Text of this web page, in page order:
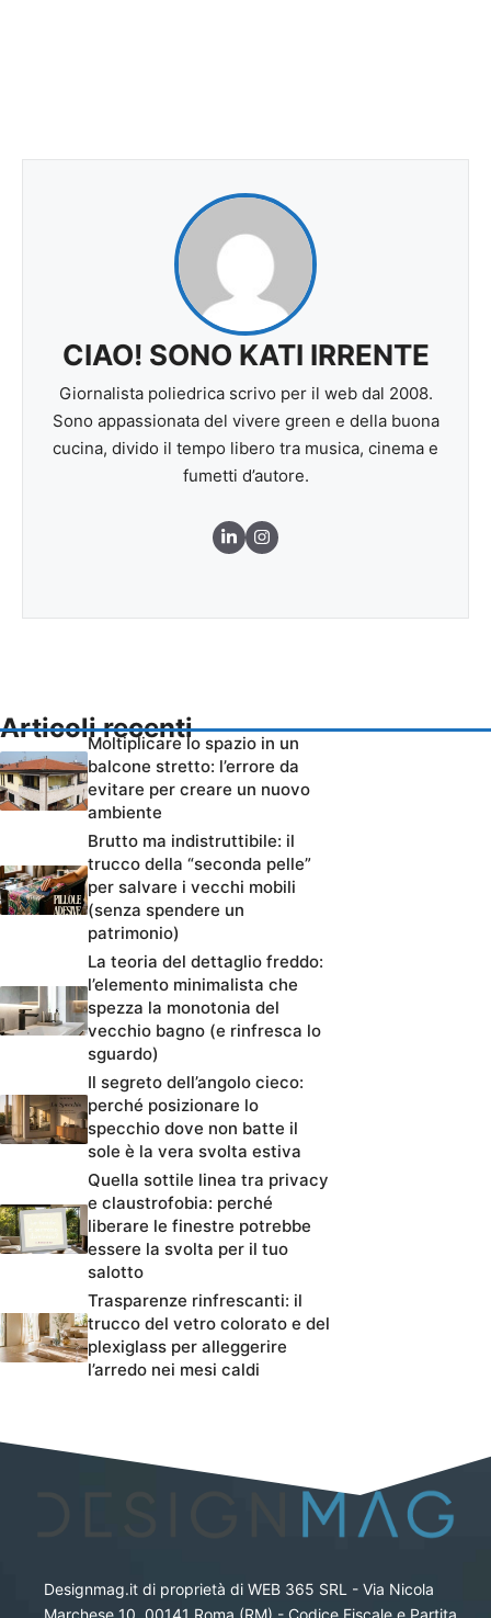
CIAO! SONO KATI IRRENTE
Giornalista poliedrica scrivo per il web dal 2008.
Sono appassionata del vivere green e della buona
cucina, divido il tempo libero tra musica, cinema e
fumetti d’autore.
Articoli recenti
Moltiplicare lo spazio in un
balcone stretto: l’errore da
evitare per creare un nuovo
ambiente
Brutto ma indistruttibile: il
trucco della “seconda pelle”
per salvare i vecchi mobili
(senza spendere un
patrimonio)
La teoria del dettaglio freddo:
l’elemento minimalista che
spezza la monotonia del
vecchio bagno (e rinfresca lo
sguardo)
Il segreto dell’angolo cieco:
perché posizionare lo
specchio dove non batte il
sole è la vera svolta estiva
Quella sottile linea tra privacy
e claustrofobia: perché
liberare le finestre potrebbe
essere la svolta per il tuo
salotto
Trasparenze rinfrescanti: il
trucco del vetro colorato e del
plexiglass per alleggerire
l’arredo nei mesi caldi
Designmag.it di proprietà di WEB 365 SRL - Via Nicola